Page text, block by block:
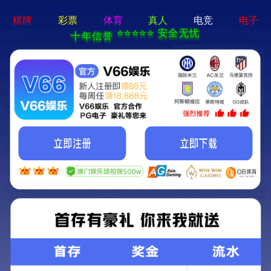
新京葡萄城
娱乐场-
APP免费下